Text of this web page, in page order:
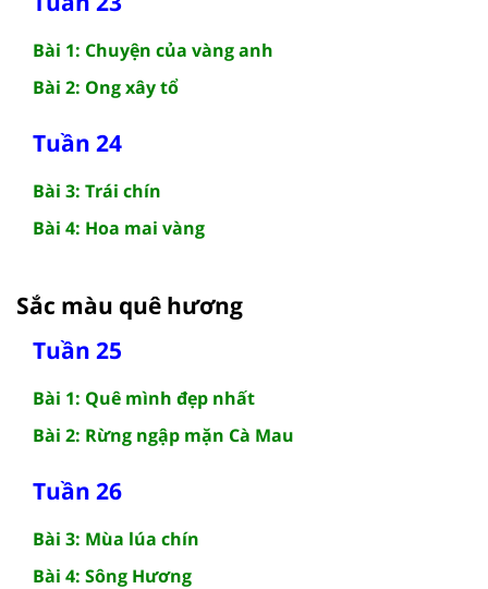
Bài 1: Chuyện của vàng anh
Bài 2: Ong xây tổ
Tuần 24
Bài 3: Trái chín
Bài 4: Hoa mai vàng
Sắc màu quê hương
Tuần 25
Bài 1: Quê mình đẹp nhất
Bài 2: Rừng ngập mặn Cà Mau
Tuần 26
Bài 3: Mùa lúa chín
Bài 4: Sông Hương